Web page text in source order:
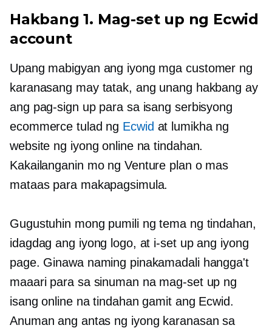
Hakbang 1. Mag-set up ng Ecwid
account
Upang mabigyan ang iyong mga customer ng
karanasang may tatak, ang unang hakbang ay
ang pag-sign up para sa isang serbisyong
ecommerce tulad ng Ecwid at lumikha ng
website ng iyong online na tindahan.
Kakailanganin mo ng Venture plan o mas
mataas para makapagsimula.
Gugustuhin mong pumili ng tema ng tindahan,
idagdag ang iyong logo, at i-set up ang iyong
page. Ginawa naming pinakamadali hangga't
maaari para sa sinuman na mag-set up ng
isang online na tindahan gamit ang Ecwid.
Anuman ang antas ng iyong karanasan sa